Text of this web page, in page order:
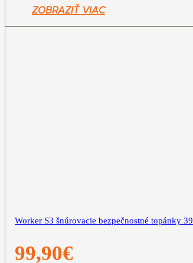
ZOBRAZIŤ VIAC
Worker S3 šnúrovacie bezpečnostné topánky 39
99,90€